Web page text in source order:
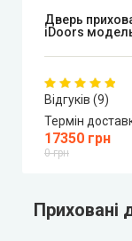
Дверь
iDoors
Відгуків (9)
Термін
17350 грн
0 грн
Приховані